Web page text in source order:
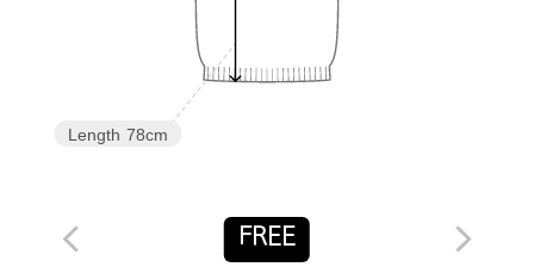
============================
裏地：バルーン部分裏側にあり
伸縮：バルーン部分はなし
ポケット：なし
【注意事項】
※商品に「取り扱い上の注意書き」、「洗濯表示」がございます
Length 78cm
FREE